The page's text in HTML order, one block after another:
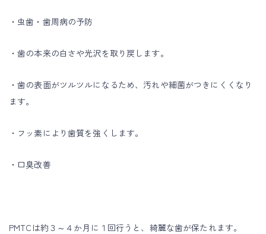
・虫歯・歯周病の予防
・歯の本来の白さや光沢を取り戻します。
・歯の表面がツルツルになるため、汚れや細菌がつきにくくなり
ます。
・フッ素により歯質を強くします。
・口臭改善
PMTCは約３～４か月に１回行うと、綺麗な歯が保たれます。